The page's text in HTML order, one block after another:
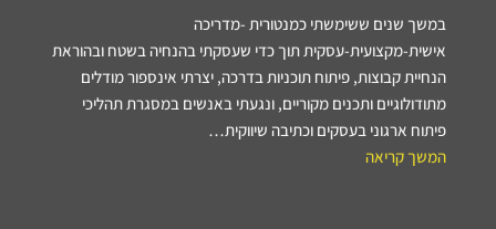
במשך שנים ששימשתי כמנטורית -מדריכה
אישית-מקצועית-עסקית תוך כדי שעסקתי בהנחיה בשטח ובהוראת
הנחיית קבוצות, פיתוח תוכניות בדרכה, יצרתי אינספור מודלים
מתודולוגיים ותכנים מקוריים, ונגעתי באנשים במסגרת תהליכי
פיתוח ארגוני בעסקים וכתיבה שיווקית…
המשך קריאה